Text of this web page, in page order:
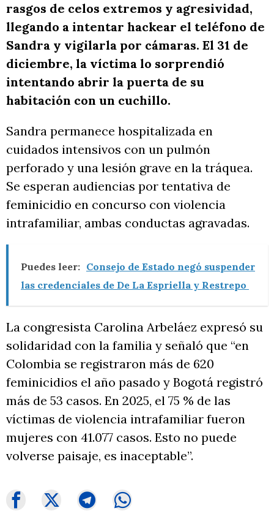
rasgos de celos extremos y agresividad,
llegando a intentar hackear el teléfono de
Sandra y vigilarla por cámaras. El 31 de
diciembre, la víctima lo sorprendió
intentando abrir la puerta de su
habitación con un cuchillo.
Sandra permanece hospitalizada en
cuidados intensivos con un pulmón
perforado y una lesión grave en la tráquea.
Se esperan audiencias por tentativa de
feminicidio en concurso con violencia
intrafamiliar, ambas conductas agravadas.
Puedes leer: Consejo de Estado negó suspender
las credenciales de De La Espriella y Restrepo
La congresista Carolina Arbeláez expresó su
solidaridad con la familia y señaló que “en
Colombia se registraron más de 620
feminicidios el año pasado y Bogotá registró
más de 53 casos. En 2025, el 75 % de las
víctimas de violencia intrafamiliar fueron
mujeres con 41.077 casos. Esto no puede
volverse paisaje, es inaceptable”.